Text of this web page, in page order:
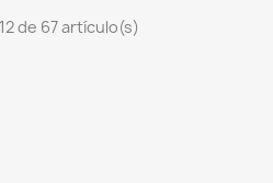
de 67 artículo(s)